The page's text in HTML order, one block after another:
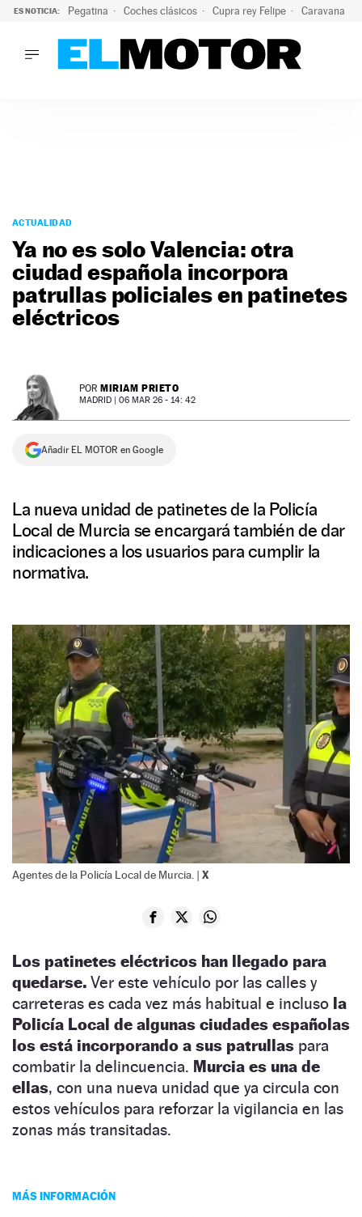
ES NOTICIA: Pegatina Coches clásicos Cupra rey Felipe Caravana
PODCAST
MOTOS
TECNOLOGÍA
SUPERCOCHES
MOTORTV
NEWSLETTER
ACTUALIDAD
Ya no es solo Valencia: otra
ciudad española incorpora
patrullas policiales en patinetes
eléctricos
POR MIRIAM PRIETO
MADRID | 06 MAR 26 - 14: 42
Añadir EL MOTOR en Google
La nueva unidad de patinetes de la Policía
Local de Murcia se encargará también de dar
indicaciones a los usuarios para cumplir la
normativa.
Agentes de la Policía Local de Murcia. | X
Los patinetes eléctricos han llegado para
quedarse. Ver este vehículo por las calles y
carreteras es cada vez más habitual e incluso la
Policía Local de algunas ciudades españolas
los está incorporando a sus patrullas para
combatir la delincuencia. Murcia es una de
ellas, con una nueva unidad que ya circula con
estos vehículos para reforzar la vigilancia en las
zonas más transitadas.
MÁS INFORMACIÓN